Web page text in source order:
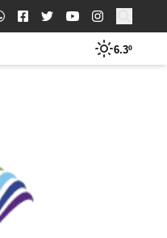
Buscar:
6.3º